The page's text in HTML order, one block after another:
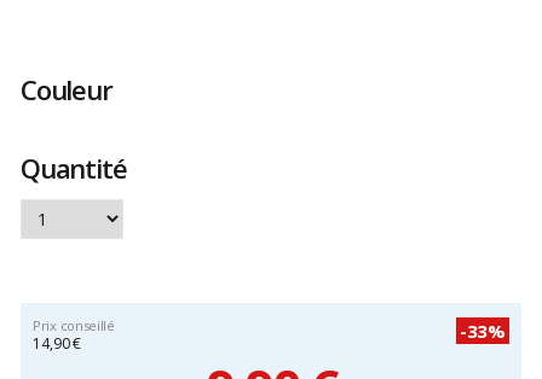
Couleur
Quantité
Prix conseillé
14,90 €
-33%